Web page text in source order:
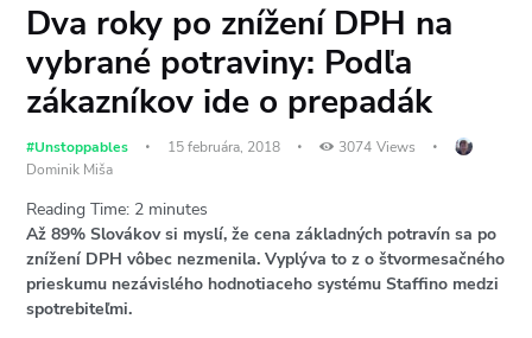
Dva roky po znížení DPH na
vybrané potraviny: Podľa
zákazníkov ide o prepadák
#Unstoppables 15 februára, 2018 3074 Views
Dominik Miša
Reading Time: 2 minutes
Až 89% Slovákov si myslí, že cena základných potravín sa po
znížení DPH vôbec nezmenila. Vyplýva to z o štvormesačného
prieskumu nezávislého hodnotiaceho systému Staffino medzi
spotrebiteľmi.